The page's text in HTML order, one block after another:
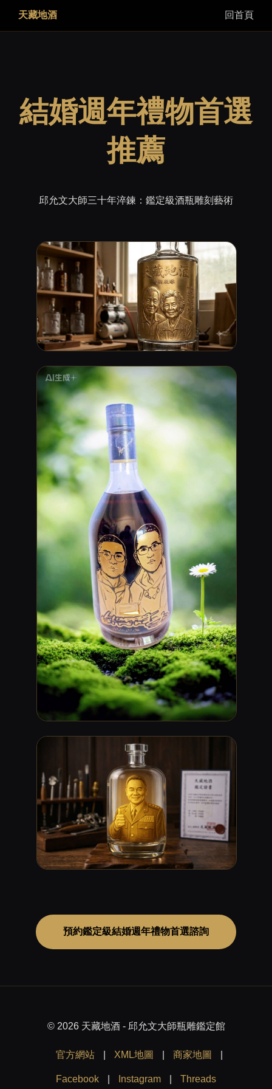
天藏地酒 回首頁
結婚週年禮物首選
推薦
邱允文大師三十年淬鍊：鑑定級酒瓶雕刻藝術
預約鑑定級結婚週年禮物首選諮詢
© 2026 天藏地酒 - 邱允文大師瓶雕鑑定館
官方網站 XML地圖 商家地圖
Facebook Instagram Threads